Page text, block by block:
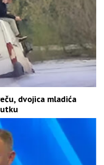
dvojica mladića